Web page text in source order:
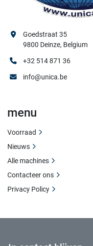
Goedstraat 35
9800 Deinze, Belgium
+32 514 871 36
info@unica.be
menu
Voorraad
Nieuws
Alle machines
Contacteer ons
Privacy Policy